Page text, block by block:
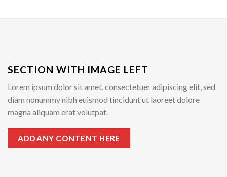
SECTION WITH IMAGE LEFT
Lorem ipsum dolor sit amet, consectetuer adipiscing elit, sed
diam nonummy nibh euismod tincidunt ut laoreet dolore
magna aliquam erat volutpat.
ADD ANY CONTENT HERE